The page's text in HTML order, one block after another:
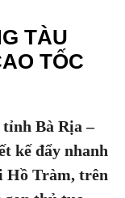
TÀU
TỐC
Bà Rịa –
kế đẩy nhanh
Hồ Tràm, trên